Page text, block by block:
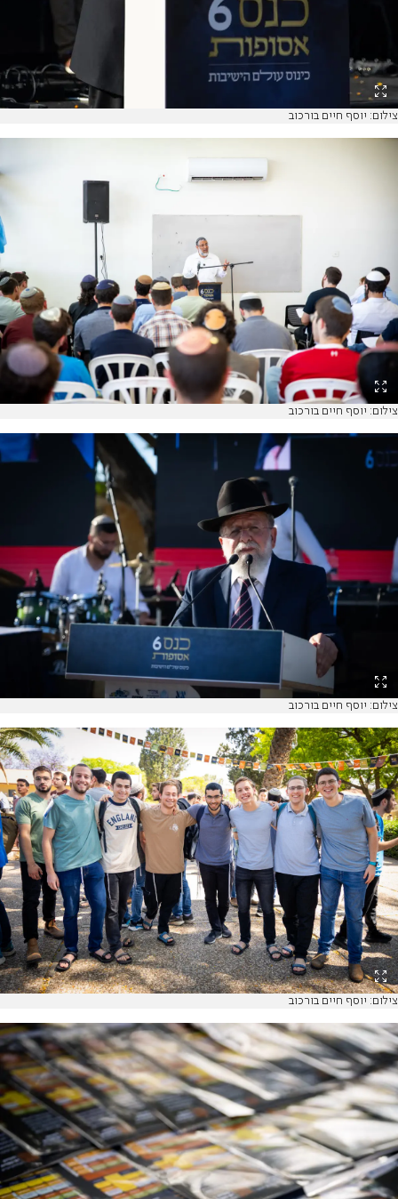
צילום: יוסף חיים בורכוב
צילום: יוסף חיים בורכוב
צילום: יוסף חיים בורכוב
צילום: יוסף חיים בורכוב